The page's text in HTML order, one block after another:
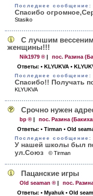
Последнее сообщение:
Спасибо
Stasiko
C лучшим
женщины!!!
Nik1979 ® |
пос. Разина
Ответы: • KLYUKVA •
Последнее сообщение:
Спасибо!! Получать
KLYUKVA
Срочно нужен
bp ® |
пос. Разина
Ответы: • Tirman • Old
Последнее сообщение:
У нашей школы был
ул.Союз
© Tirman
Пацанские игры
Old seaman ® |
пос.
Ответы: • Myahuk • Old